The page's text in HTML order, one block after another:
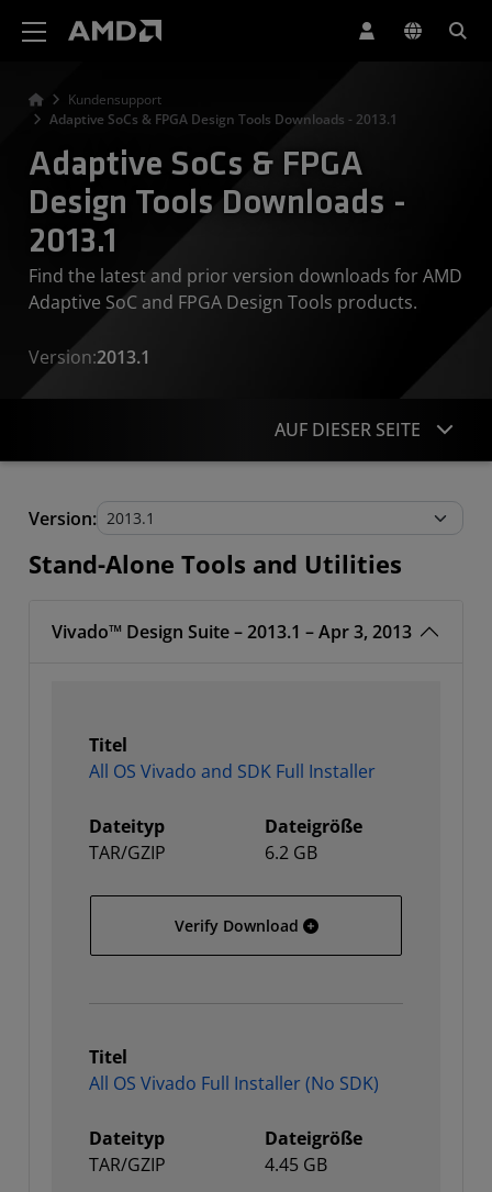
Kundensupport
Adaptive SoCs & FPGA Design Tools Downloads - 2013.1
Adaptive SoCs & FPGA
Design Tools Downloads -
2013.1
Find the latest and prior version downloads for AMD
Adaptive SoC and FPGA Design Tools products.
Version:2013.1
AUF DIESER SEITE
Stand-Alone Tools and Utilities
Version:
Stand-Alone Tools and Utilities
Vivado™ Design Suite – 2013.1 – Apr 3, 2013
Titel
All OS Vivado and SDK Full Installer
Dateityp
TAR/GZIP
Dateigröße
6.2 GB
Verify Download All OS Vivado and SDK
Titel
All OS Vivado Full Installer (No SDK)
Dateityp
TAR/GZIP
Dateigröße
4.45 GB